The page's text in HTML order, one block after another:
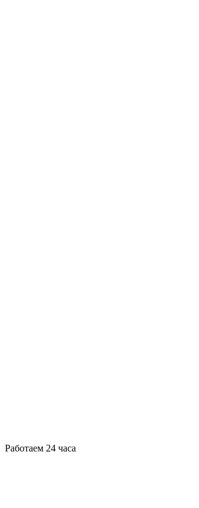
Работаем 24 часа